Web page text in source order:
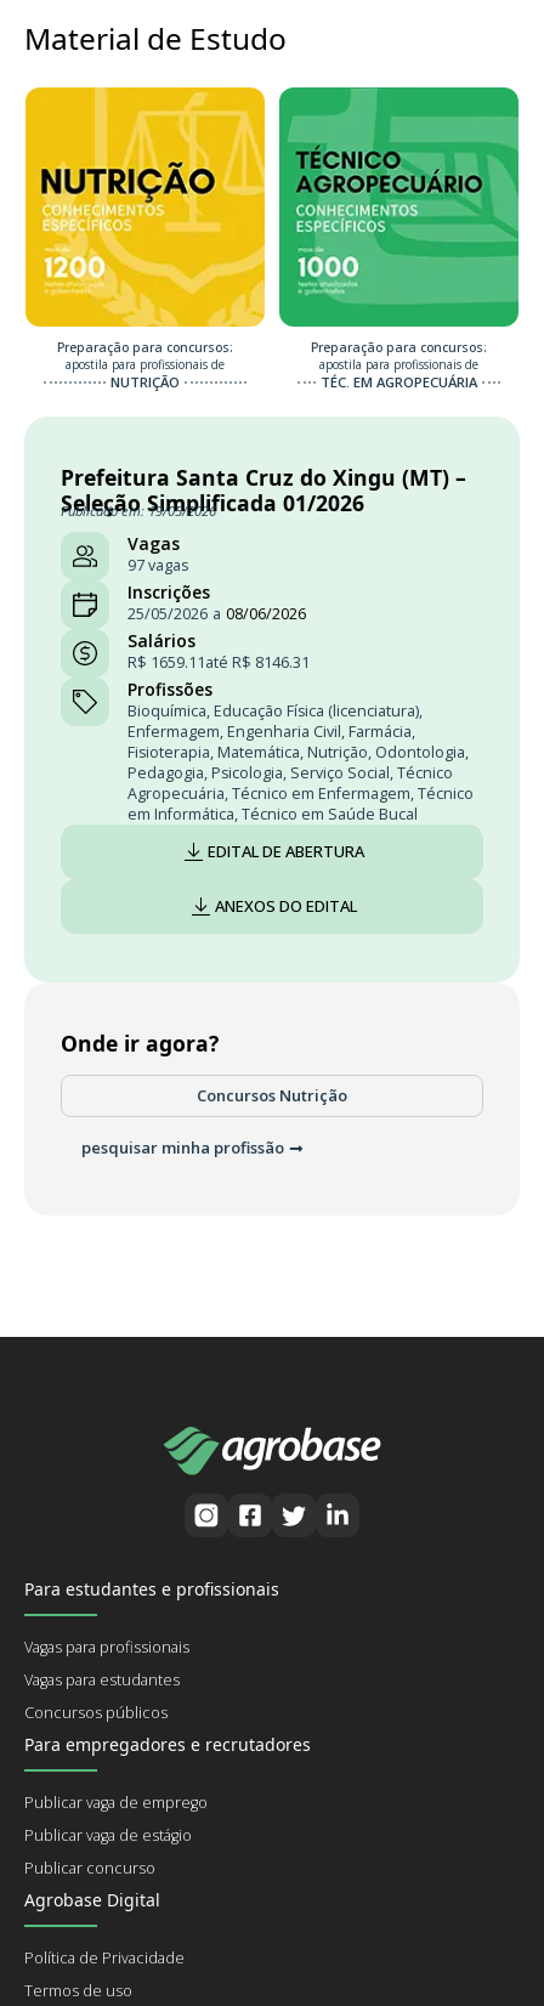
Material de Estudo
Preparação para concursos:
apostila para profissionais de
NUTRIÇÃO
Preparação para concursos:
apostila para profissionais de
TÉC. EM AGROPECUÁRIA
Prefeitura Santa Cruz do Xingu (MT) –
Seleção Simplificada 01/2026
Publicado em: 19/05/2026
Vagas
97 vagas
Inscrições
25/05/2026 a 08/06/2026
Salários
R$ 1659.11até R$ 8146.31
Profissões
Bioquímica, Educação Física (licenciatura),
Enfermagem, Engenharia Civil, Farmácia,
Fisioterapia, Matemática, Nutrição, Odontologia,
Pedagogia, Psicologia, Serviço Social,Técnico
Agropecuária,Técnico em Enfermagem,Técnico
em Informática,Técnico em Saúde Bucal
EDITAL DE ABERTURA
ANEXOS DO EDITAL
Onde ir agora?
Concursos Nutrição
pesquisar minha profissão
Para estudantes e profissionais
Vagas para profissionais
Vagas para estudantes
Concursos públicos
Para empregadores e recrutadores
Publicar vaga de emprego
Publicar vaga de estágio
Publicar concurso
Agrobase Digital
Política de Privacidade
Termos de uso